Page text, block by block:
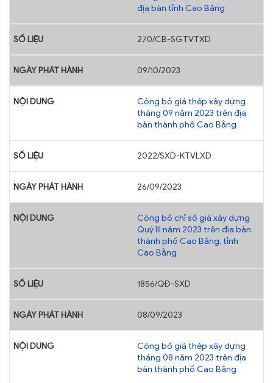
địa bàn tỉnh Cao Bằng
270/CB-SGTVTXD
09/10/2023
Công bố giá thép xây dựng
tháng 09 năm 2023 trên địa
bàn thành phố Cao Bằng
2022/SXD-KTVLXD
26/09/2023
Công bố chỉ số giá xây dựng
Quý III năm 2023 trên địa bàn
thành phố Cao Bằng, tỉnh
Cao Bằng
1856/QĐ-SXD
08/09/2023
Công bố giá thép xây dựng
tháng 08 năm 2023 trên địa
bàn thành phố Cao Bằng